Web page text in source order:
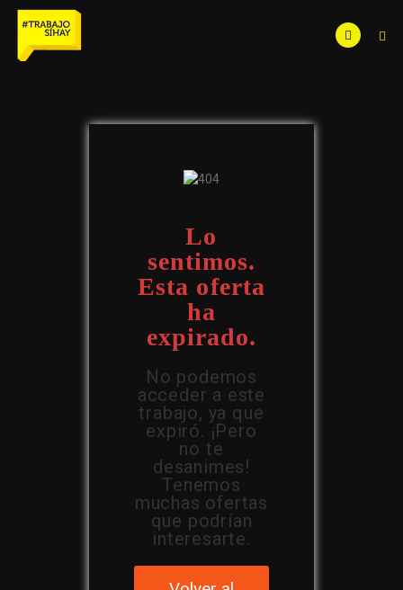
Lo
sentimos.
Esta oferta
ha
expirado.
No podemos
acceder a este
trabajo, ya que
expiró. ¡Pero
no te
desanimes!
Tenemos
muchas ofertas
que podrían
interesarte.